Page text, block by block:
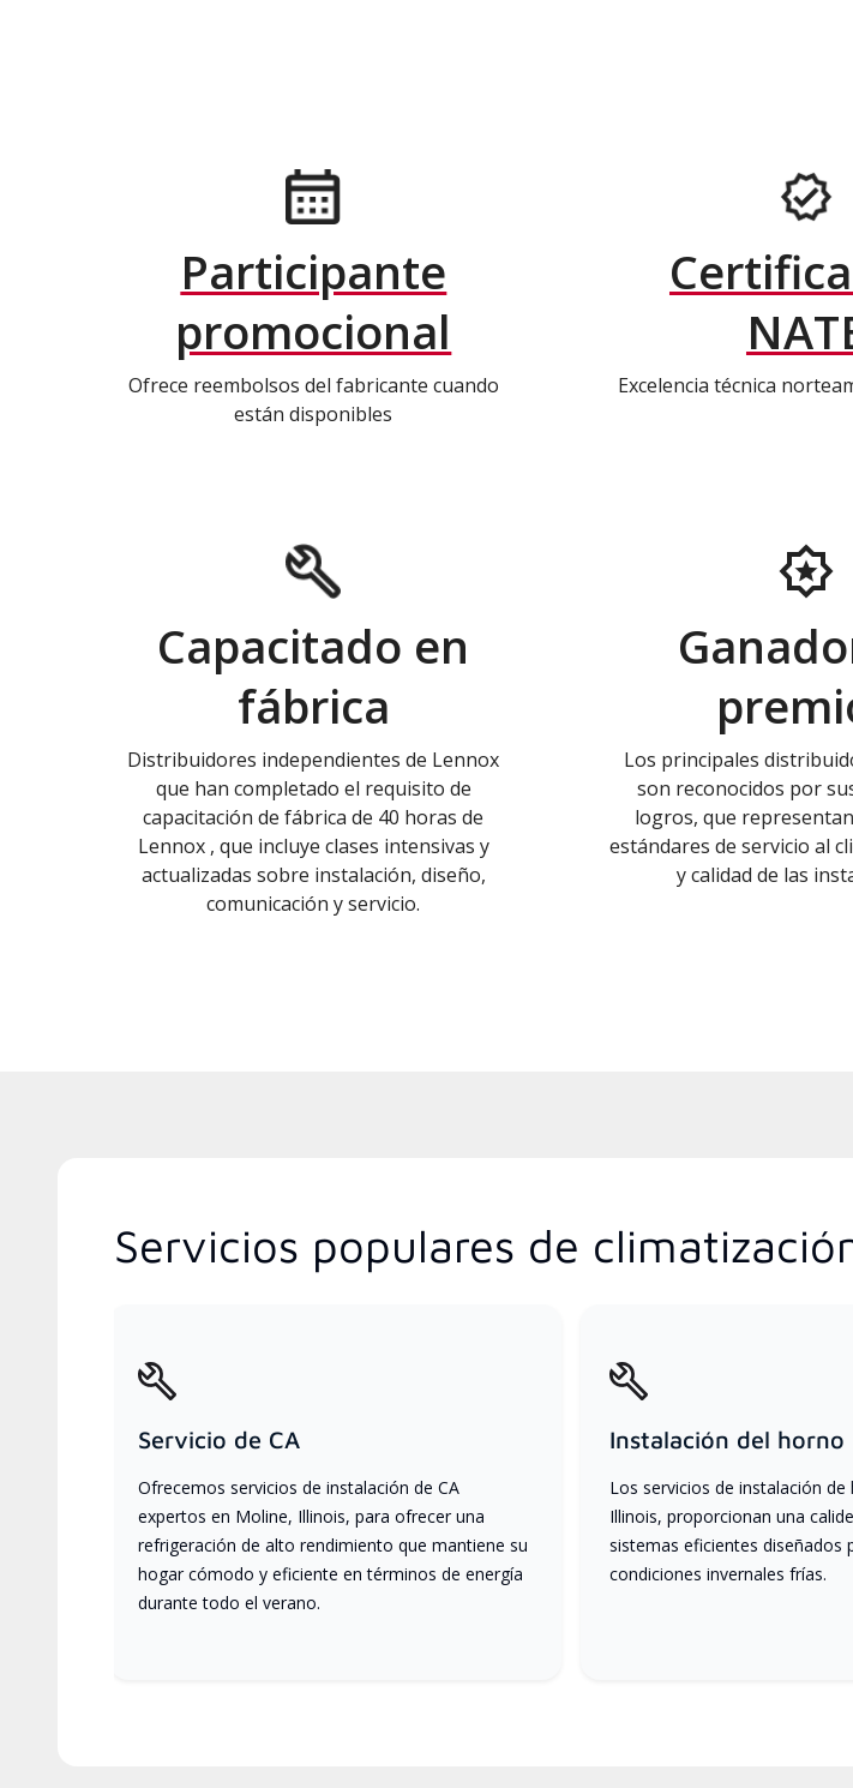
Participante
promocional
Ofrece reembolsos del fabricante cuando
están disponibles
Excelencia técnica
Capacitado en
fábrica
Distribuidores independientes de Lennox
que han completado el requisito de
capacitación de fábrica de 40 horas de
Lennox , que incluye clases intensivas y
actualizadas sobre instalación, diseño,
comunicación y servicio.
Los principales
son reconocidos por
logros, que
estándares de servicio al
y calidad de las
Servicios populares de
Servicio de CA
Ofrecemos servicios de instalación de CA
expertos en Moline, Illinois, para ofrecer una
refrigeración de alto rendimiento que mantiene su
hogar cómodo y eficiente en términos de energía
durante todo el verano.
Instalación del horno
Los servicios de instalación
Illinois, proporcionan una
sistemas eficientes diseñados
condiciones invernales frías.